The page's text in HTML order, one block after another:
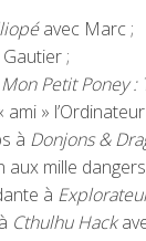
avec Marc ;
;
Mon Petit Poney :
»
à Donjons &
aux mille
à
Cthulhu Hack